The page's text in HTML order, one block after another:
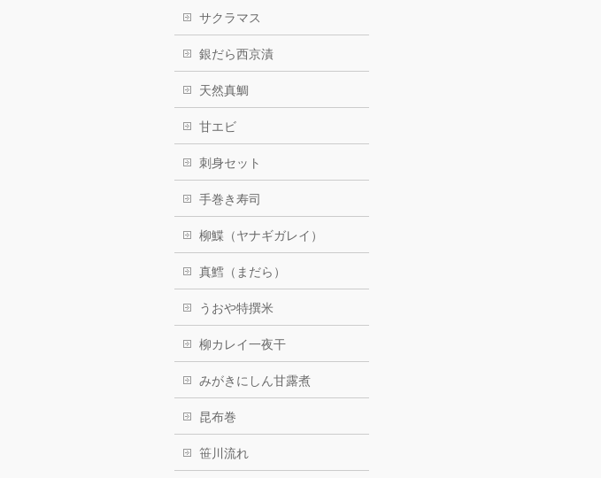
サクラマス
銀だら西京漬
天然真鯛
甘エビ
刺身セット
手巻き寿司
柳鰈（ヤナギガレイ）
真鱈（まだら）
うおや特撰米
柳カレイ一夜干
みがきにしん甘露煮
昆布巻
笹川流れ